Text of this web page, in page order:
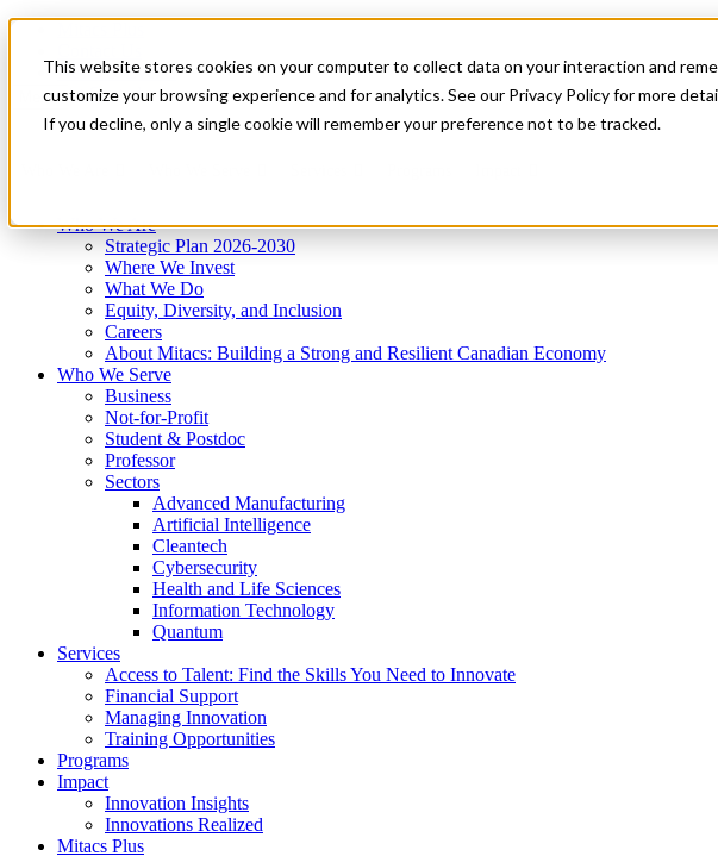
This website stores cookies on your computer to collect data on your interaction and
customize your browsing experience and for analytics. See our Privacy Policy for more
If you decline, only a single cookie will remember your preference not to be tracked.
News & Events
Get Started
Menu
Who We Are
Strategic Plan 2026-2030
Where We Invest
What We Do
Equity, Diversity, and Inclusion
Careers
About Mitacs: Building a Strong and Resilient Canadian Economy
Who We Serve
Business
Not-for-Profit
Student & Postdoc
Professor
Sectors
Advanced Manufacturing
Artificial Intelligence
Cleantech
Cybersecurity
Health and Life Sciences
Information Technology
Quantum
Services
Access to Talent: Find the Skills You Need to Innovate
Financial Support
Managing Innovation
Training Opportunities
Programs
Impact
Innovation Insights
Innovations Realized
Mitacs Plus